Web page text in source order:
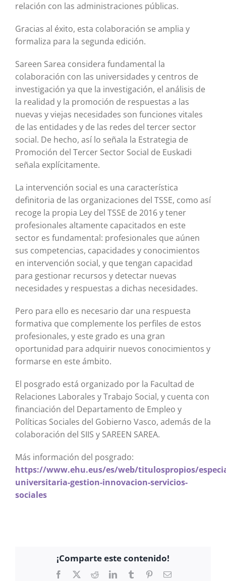
relación con las administraciones públicas.
Gracias al éxito, esta colaboración se amplia y
formaliza para la segunda edición.
Sareen Sarea considera fundamental la
colaboración con las universidades y centros de
investigación ya que la investigación, el análisis de
la realidad y la promoción de respuestas a las
nuevas y viejas necesidades son funciones vitales
de las entidades y de las redes del tercer sector
social. De hecho, así lo señala la Estrategia de
Promoción del Tercer Sector Social de Euskadi
señala explícitamente.
La intervención social es una característica
definitoria de las organizaciones del TSSE, como así
recoge la propia Ley del TSSE de 2016 y tener
profesionales altamente capacitados en este
sector es fundamental: profesionales que aúnen
sus competencias, capacidades y conocimientos
en intervención social, y que tengan capacidad
para gestionar recursos y detectar nuevas
necesidades y respuestas a dichas necesidades.
Pero para ello es necesario dar una respuesta
formativa que complemente los perfiles de estos
profesionales, y este grado es una gran
oportunidad para adquirir nuevos conocimientos y
formarse en este ámbito.
El posgrado está organizado por la Facultad de
Relaciones Laborales y Trabajo Social, y cuenta con
financiación del Departamento de Empleo y
Políticas Sociales del Gobierno Vasco, además de la
colaboración del SIIS y SAREEN SAREA.
Más información del posgrado:
https://www.ehu.eus/es/web/titulospropios/
universitaria-gestion-innovacion-servicios-
sociales
¡Comparte este contenido!
Facebook RedditLinkedInTumblr PinterestCorreo